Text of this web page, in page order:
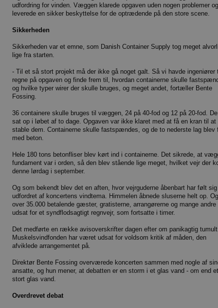
udfordring for vinden. Væggen klarede opgaven uden nogen problemer og
leverede en sikker beskyttelse for de optrædende på den store scene.
Sikkerheden
Sikkerheden var et emne, som Danish Container Supply tog meget
lige fra starten.
- Til et så stort projekt må der ikke gå noget galt. Så vi havde ingeniører
regne på opgaven og finde frem til, hvordan containerne skulle
og hvilke typer wirer der skulle bruges, og meget andet, fortæller Bente
Fossing.
36 containere skulle bruges til væggen, 24 på 40-fod og 12 på 20-fod.
sat op i løbet af to dage. Opgaven var ikke klaret med at få en kran til at
stable dem. Containerne skulle fastspændes, og de to nederste lag blev
med beton.
Hele 180 tons betonfliser blev kørt ind i containerne. Det sikrede, at
fundament var i orden, så den blev stående lige meget, hvilket vejr der
denne lørdag i september.
Og som bekendt blev det en aften, hvor vejrguderne åbenbart har følt sig
udfordret af koncertens vindtema. Himmelen åbnede sluserne helt op.
over 35.000 betalende gæster, gratisterne, arrangørerne og mange andre
udsat for et syndflodsagtigt regnvejr, som fortsatte i timer.
Det medførte en række avisoverskrifter dagen efter om panikagtig
Muskelsvindfonden har været udsat for voldsom kritik af måden, den
afviklede arrangementet på.
Direktør Bente Fossing overværede koncerten sammen med nogle af
ansatte, og hun mener, at debatten er en storm i et glas vand - om end et
stort glas vand.
Overdrevet debat